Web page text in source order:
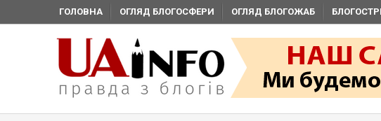
ГОЛОВНА ОГЛЯД БЛОГОСФЕРИ ОГЛЯД БЛОГОЖАБ